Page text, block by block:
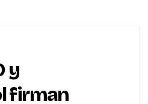
y
firman